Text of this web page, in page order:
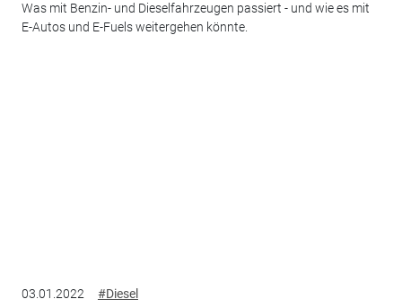
Was mit Benzin- und Dieselfahrzeugen passiert - und wie es mit
E-Autos und E-Fuels weitergehen könnte.
03.01.2022 #Diesel